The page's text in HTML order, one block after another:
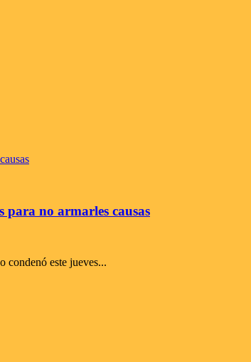
para no armarles causas
condenó este jueves...